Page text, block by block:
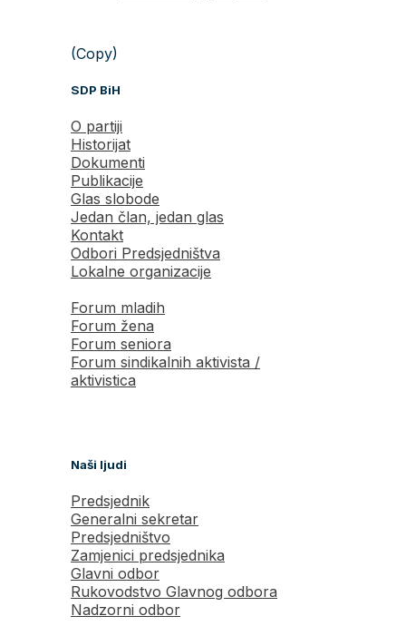
(Copy)
SDP BiH
O partiji
Historijat
Dokumenti
Publikacije
Glas slobode
Jedan član, jedan glas
Kontakt
Odbori Predsjedništva
Lokalne organizacije
Forum mladih
Forum žena
Forum seniora
Forum sindikalnih aktivista /
aktivistica
Naši ljudi
Predsjednik
Generalni sekretar
Predsjedništvo
Zamjenici predsjednika
Glavni odbor
Rukovodstvo Glavnog odbora
Nadzorni odbor